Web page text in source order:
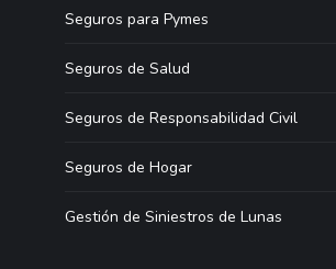
Seguros para Pymes
Seguros de Salud
Seguros de Responsabilidad Civil
Seguros de Hogar
Gestión de Siniestros de Lunas